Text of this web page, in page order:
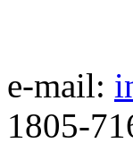
e-mail:
1805-